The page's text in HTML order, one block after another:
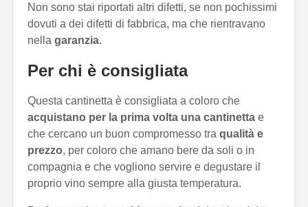
Non sono stai riportati altri difetti, se non pochissimi
dovuti a dei difetti di fabbrica, ma che rientravano
nella garanzia.
Per chi è consigliata
Questa cantinetta è consigliata a coloro che
acquistano per la prima volta una cantinetta e
che cercano un buon compromesso tra qualità e
prezzo, per coloro che amano bere da soli o in
compagnia e che vogliono servire e degustare il
proprio vino sempre alla giusta temperatura.